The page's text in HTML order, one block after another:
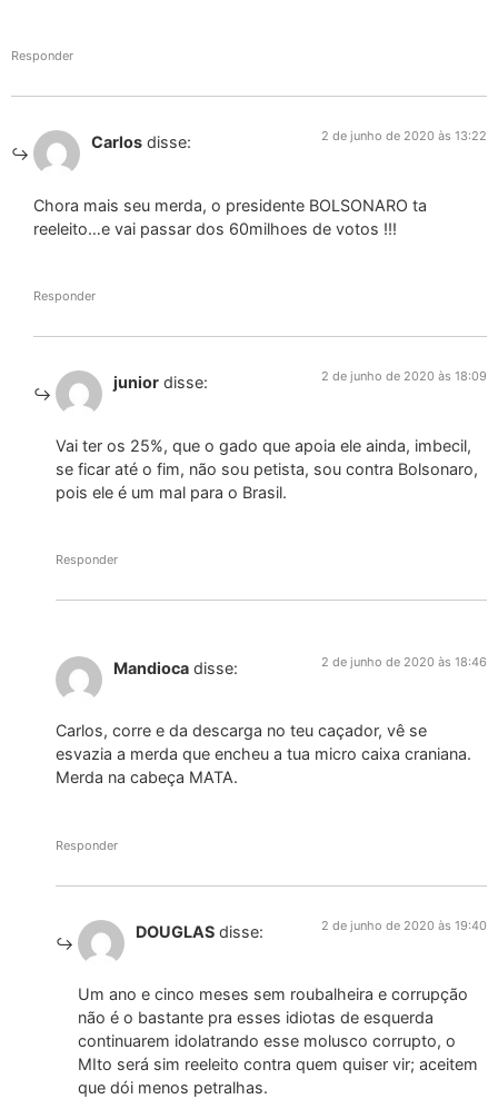
Responder
Carlos disse: 2 de junho de 2020 às 13:22
Chora mais seu merda, o presidente BOLSONARO ta
reeleito…e vai passar dos 60milhoes de votos !!!
Responder
junior disse: 2 de junho de 2020 às 18:09
Vai ter os 25%, que o gado que apoia ele ainda, imbecil,
se ficar até o fim, não sou petista, sou contra Bolsonaro,
pois ele é um mal para o Brasil.
Responder
Mandioca disse: 2 de junho de 2020 às 18:46
Carlos, corre e da descarga no teu caçador, vê se
esvazia a merda que encheu a tua micro caixa craniana.
Merda na cabeça MATA.
Responder
DOUGLAS disse: 2 de junho de 2020 às 19:40
Um ano e cinco meses sem roubalheira e corrupção
não é o bastante pra esses idiotas de esquerda
continuarem idolatrando esse molusco corrupto, o
MIto será sim reeleito contra quem quiser vir; aceitem
que dói menos petralhas.